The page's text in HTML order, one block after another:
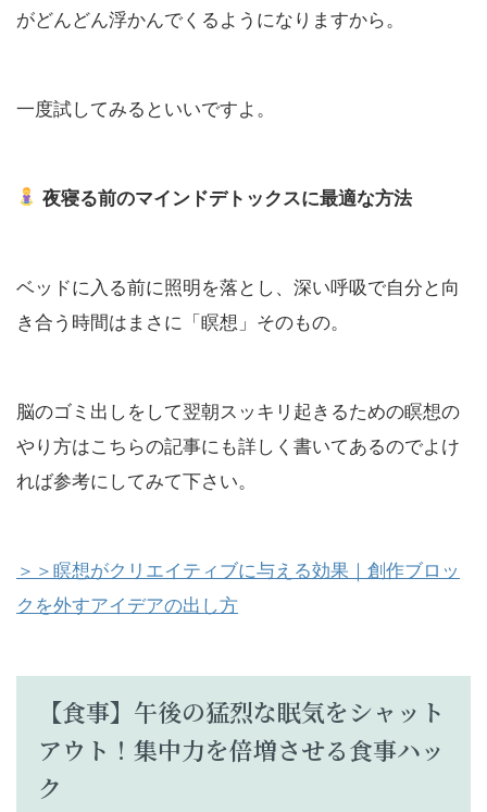
がどんどん浮かんでくるようになりますから。
一度試してみるといいですよ。
夜寝る前のマインドデトックスに最適な方法
ベッドに入る前に照明を落とし、深い呼吸で自分と向
き合う時間はまさに「瞑想」そのもの。
脳のゴミ出しをして翌朝スッキリ起きるための瞑想の
やり方はこちらの記事にも詳しく書いてあるのでよけ
れば参考にしてみて下さい。
＞＞瞑想がクリエイティブに与える効果｜創作ブロッ
クを外すアイデアの出し方
【食事】午後の猛烈な眠気をシャット
アウト！集中力を倍増させる食事ハッ
ク